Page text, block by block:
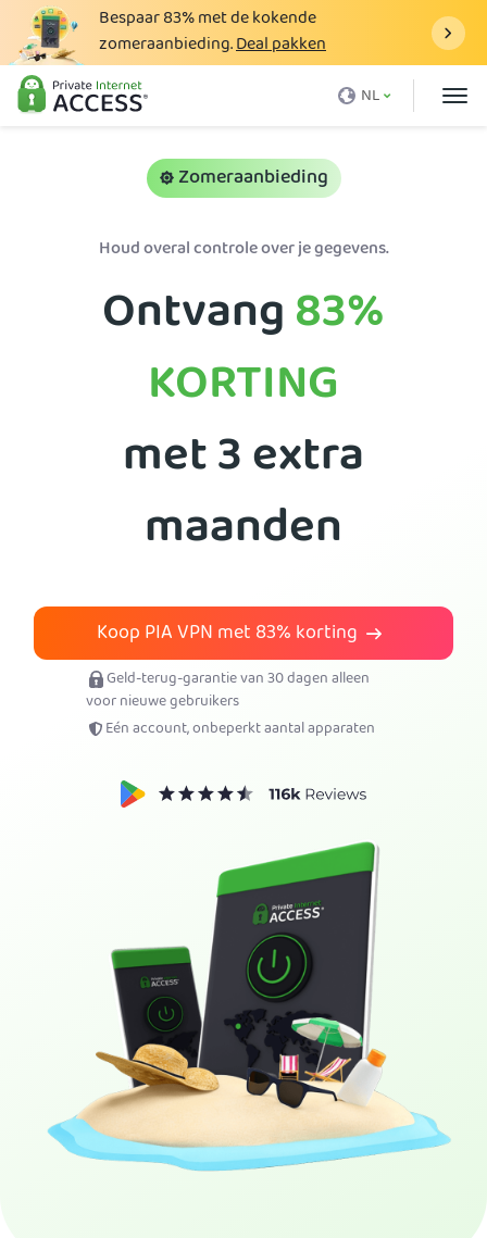
Bespaar83%met de kokende
zomeraanbieding.Deal pakken
NL
Wat is een VPN
Download VPN
PIA VPN kopen
Zomeraanbieding
Houd overal controle over je gegevens.
Ontvang83%
KORTING
met 3 extra
maanden
Koop PIA VPN met83%korting
Geld-terug-garantie van 30 dagen alleen
voor nieuwe gebruikers
Eén account, onbeperkt aantal apparaten